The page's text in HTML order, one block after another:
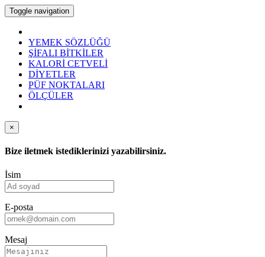
Toggle navigation
YEMEK SÖZLÜĞÜ
ŞİFALI BİTKİLER
KALORİ CETVELİ
DİYETLER
PÜF NOKTALARI
ÖLÇÜLER
×
Bize iletmek istediklerinizi yazabilirsiniz.
İsim
E-posta
Mesaj